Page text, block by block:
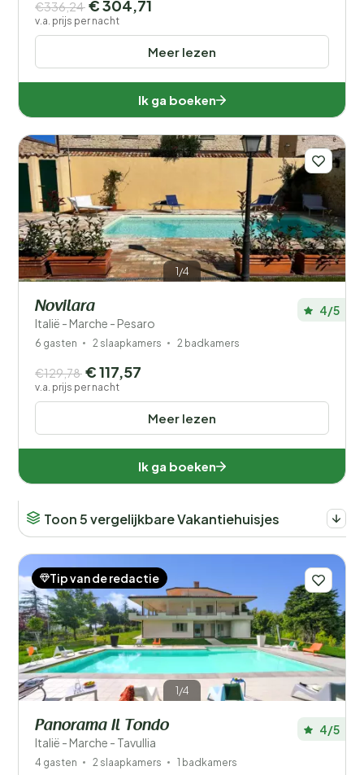
Meer lezen
€336,24 € 304,71
v.a. prijs per nacht
Ik ga boeken
1/4
Novilara
Italië - Marche - Pesaro
4/5
6 gasten 2 slaapkamers 2 badkamers
Meer lezen
€129,78 € 117,57
v.a. prijs per nacht
Ik ga boeken
Toon 5 vergelijkbare Vakantiehuisjes
1/4
Tip van de redactie
Panorama Il Tondo
Italië - Marche - Tavullia
4/5
4 gasten 2 slaapkamers 1 badkamers